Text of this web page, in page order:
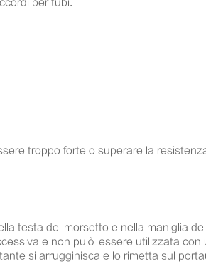
per tubi.
troppo forte o superare la
testa del morsetto e nella maniglia
e non può essere utilizzata con
si arrugginisca e lo rimetta sul